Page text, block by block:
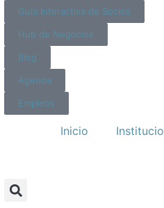
Guía Interactiva de Socios
Hub de Negocios
Blog
Agenda
Empleos
Inicio